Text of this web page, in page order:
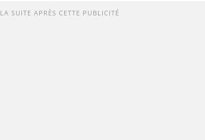
LA SUITE APRÈS CETTE PUBLICITÉ